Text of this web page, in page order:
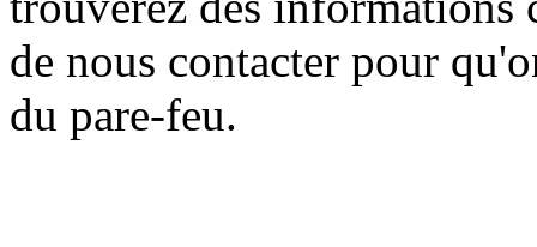
de nous contacter pour
du pare-feu.